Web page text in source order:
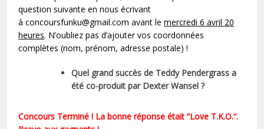
question suivante en nous écrivant
à concoursfunku@gmail.com avant lemercredi 6 avril 20
heures. N’oubliez pas d’ajouter vos coordonnées
complètes (nom, prénom, adresse postale) !
Quel grand succès de Teddy Pendergrass a
été co-produit par Dexter Wansel ?
Concours Terminé ! La bonne réponse était “Love T.K.O.“.